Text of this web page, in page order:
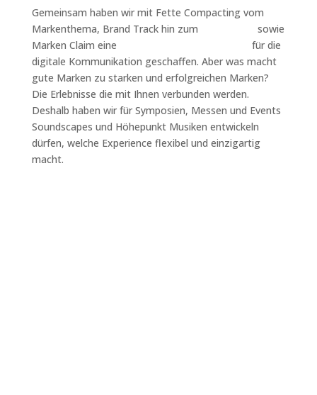
Gemeinsam haben wir mit Fette Compacting vom
Markenthema, Brand Track hin zum
sowie
Marken Claim eine
für die
digitale Kommunikation geschaffen. Aber was macht
gute Marken zu starken und erfolgreichen Marken?
Die Erlebnisse die mit Ihnen verbunden werden.
Deshalb haben wir für Symposien, Messen und Events
Soundscapes und Höhepunkt Musiken entwickeln
dürfen, welche Experience flexibel und einzigartig
macht.